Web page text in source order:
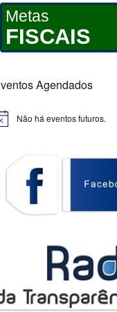
Metas
FISCAIS
Agendados
Não há eventos futuros.